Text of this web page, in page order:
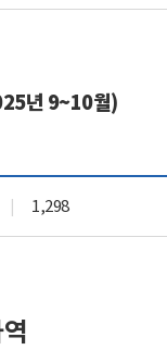
경영공시
문화곳간
년 9~10월)
1,298